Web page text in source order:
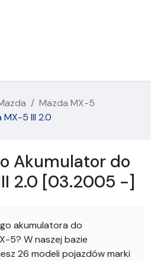
Mazda MX-5
5 III 2.0
Akumulator do
2.0 [03.2005 -]
akumulatora do
5? W naszej bazie
26 modeli pojazdów marki